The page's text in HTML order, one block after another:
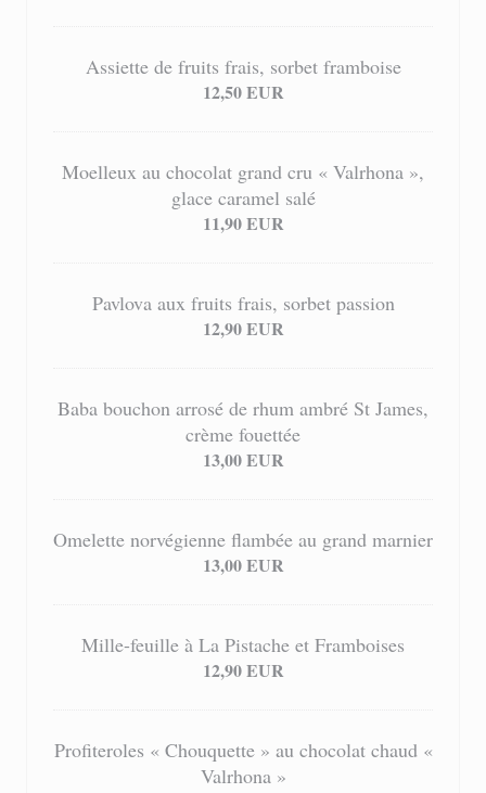
Assiette de fruits frais, sorbet framboise
12,50 EUR
Moelleux au chocolat grand cru « Valrhona »,
glace caramel salé
11,90 EUR
Pavlova aux fruits frais, sorbet passion
12,90 EUR
Baba bouchon arrosé de rhum ambré St James,
crème fouettée
13,00 EUR
Omelette norvégienne flambée au grand marnier
13,00 EUR
Mille-feuille à La Pistache et Framboises
12,90 EUR
Profiteroles « Chouquette » au chocolat chaud «
Valrhona »